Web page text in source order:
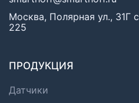
Москва, Полярная ул., 31Г
225
ПРОДУКЦИЯ
Датчики